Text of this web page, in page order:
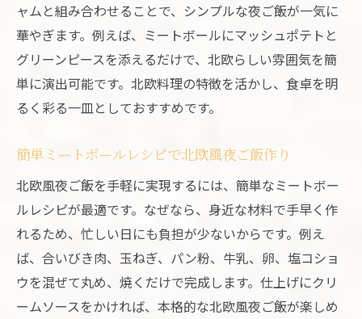
ャムと組み合わせることで、シンプルな夜ご飯が一気に
華やぎます。例えば、ミートボールにマッシュポテトと
グリーンピースを添えるだけで、北欧らしい雰囲気を簡
単に演出可能です。北欧料理の特徴を活かし、食卓を明
るく彩る一皿としておすすめです。
簡単ミートボールレシピで北欧風夜ご飯作り
北欧風夜ご飯を手軽に実現するには、簡単なミートボー
ルレシピが最適です。なぜなら、身近な材料で手早く作
れるため、忙しい日にも負担が少ないからです。例え
ば、合いびき肉、玉ねぎ、パン粉、牛乳、卵、塩コショ
ウを混ぜて丸め、焼くだけで完成します。仕上げにクリ
ームソースをかければ、本格的な北欧風夜ご飯が楽しめ